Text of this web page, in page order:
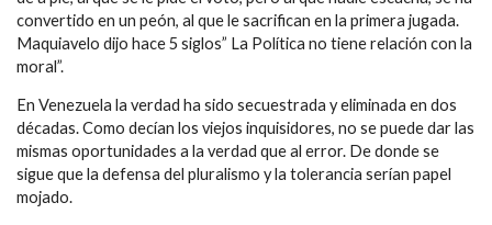
convertido en un peón, al que le sacrifican en la primera jugada.
Maquiavelo dijo hace 5 siglos” La Política no tiene relación con la
moral”.
En Venezuela la verdad ha sido secuestrada y eliminada en dos
décadas. Como decían los viejos inquisidores, no se puede dar las
mismas oportunidades a la verdad que al error. De donde se
sigue que la defensa del pluralismo y la tolerancia serían papel
mojado.